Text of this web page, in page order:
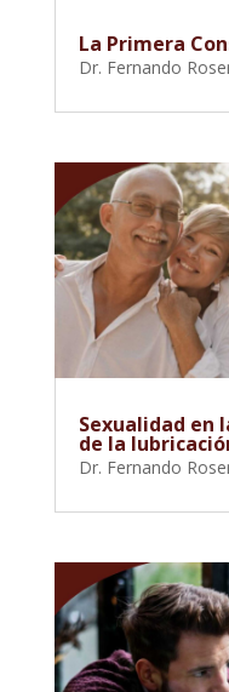
La Primera
Dr. Fernando
Sexualidad en
de la
Dr. Fernando